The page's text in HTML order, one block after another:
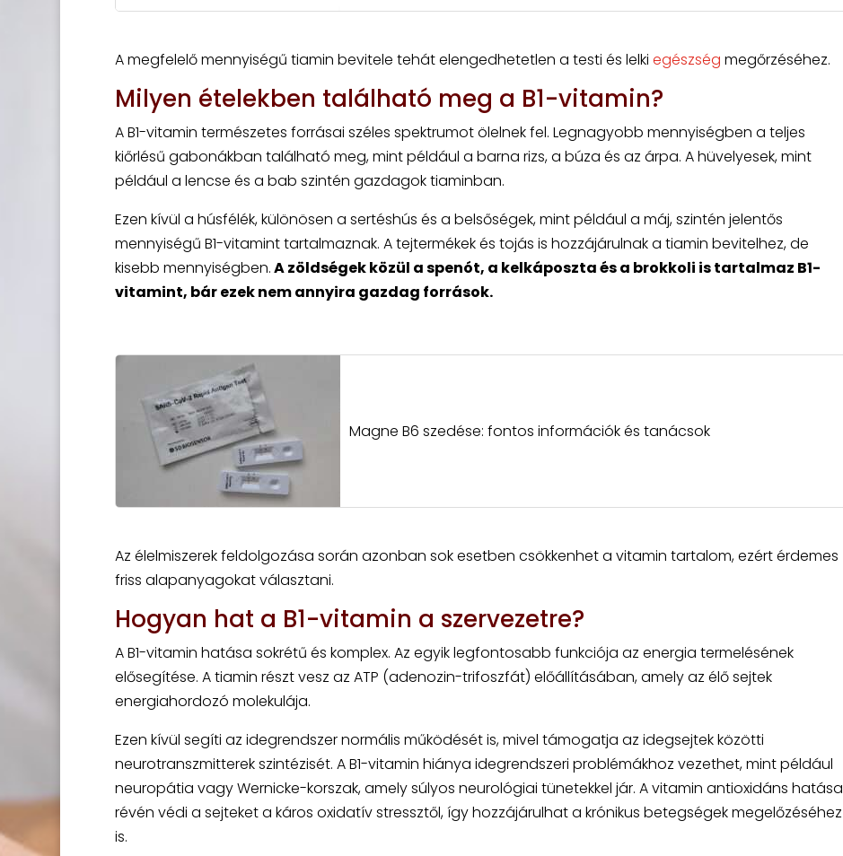
A megfelelő mennyiségű tiamin bevitele tehát elengedhetetlen a testi és lelki egészség megőrzéséhez.
Milyen ételekben található meg a B1-vitamin?
A B1-vitamin természetes forrásai széles spektrumot ölelnek fel. Legnagyobb mennyiségben a teljes
kiőrlésű gabonákban található meg, mint például a barna rizs, a búza és az árpa. A hüvelyesek, mint
például a lencse és a bab szintén gazdagok tiaminban.
Ezen kívül a húsfélék, különösen a sertéshús és a belsőségek, mint például a máj, szintén jelentős
mennyiségű B1-vitamint tartalmaznak. A tejtermékek és tojás is hozzájárulnak a tiamin bevitelhez, de
kisebb mennyiségben.A zöldségek közül a spenót, a kelkáposzta és a brokkoli is tartalmaz B1-
vitamint, bár ezek nem annyira gazdag források.
Magne B6 szedése: fontos információk és tanácsok
Az élelmiszerek feldolgozása során azonban sok esetben csökkenhet a vitamin tartalom, ezért érdemes
friss alapanyagokat választani.
Hogyan hat a B1-vitamin a szervezetre?
A B1-vitamin hatása sokrétű és komplex. Az egyik legfontosabb funkciója az energia termelésének
elősegítése. A tiamin részt vesz az ATP (adenozin-trifoszfát) előállításában, amely az élő sejtek
energiahordozó molekulája.
Ezen kívül segíti az idegrendszer normális működését is, mivel támogatja az idegsejtek közötti
neurotranszmitterek szintézisét. A B1-vitamin hiánya idegrendszeri problémákhoz vezethet, mint például
neuropátia vagy Wernicke-korszak, amely súlyos neurológiai tünetekkel jár. A vitamin antioxidáns hatása
révén védi a sejteket a káros oxidatív stressztől, így hozzájárulhat a krónikus betegségek megelőzéséhez
is.